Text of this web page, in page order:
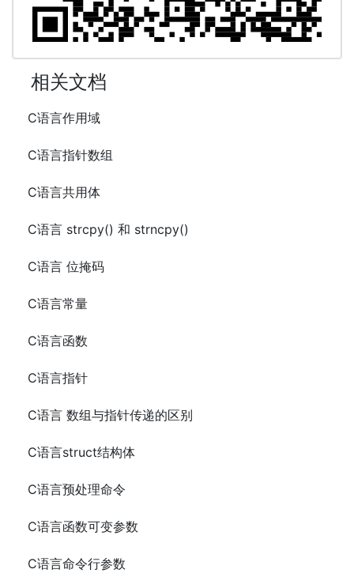
相关文档
C语言作用域
C语言指针数组
C语言共用体
C语言 strcpy() 和 strncpy()
C语言 位掩码
C语言常量
C语言函数
C语言指针
C语言 数组与指针传递的区别
C语言struct结构体
C语言预处理命令
C语言函数可变参数
C语言命令行参数